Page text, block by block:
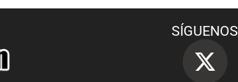
SÍGUENOS